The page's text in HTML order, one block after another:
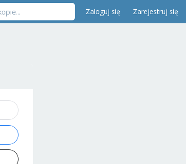
Zaloguj się Zarejestruj się